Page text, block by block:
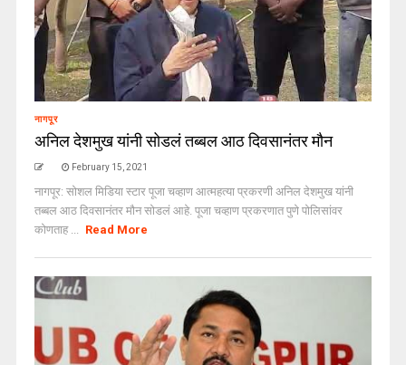
नागपूर
अनिल देशमुख यांनी सोडलं तब्बल आठ दिवसानंतर मौन
February 15, 2021
नागपूर: सोशल मिडिया स्टार पूजा चव्हाण आत्महत्या प्रकरणी अनिल देशमुख यांनी
तब्बल आठ दिवसानंतर मौन सोडलं आहे. पूजा चव्हाण प्रकरणात पुणे पोलिसांवर
कोणताह ... Read More